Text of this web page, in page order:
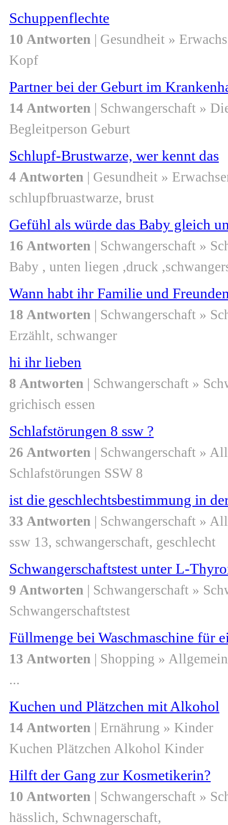
Schuppenflechte
10 Antworten | Gesundheit »
Kopf
Partner bei der Geburt im
14 Antworten | Schwangerschaft »
Begleitperson Geburt
Schlupf-Brustwarze, wer kennt das
4 Antworten | Gesundheit »
schlupfbruastwarze, brust
Gefühl als würde das Baby gleich
16 Antworten | Schwangerschaft »
Baby , unten liegen ,druck
Wann habt ihr Familie und
18 Antworten | Schwangerschaft »
Erzählt, schwanger
hi ihr lieben
8 Antworten | Schwangerschaft »
grichisch essen
Schlafstörungen 8 ssw ?
26 Antworten | Schwangerschaft »
Schlafstörungen SSW 8
ist die geschlechtsbestimmung in
33 Antworten | Schwangerschaft »
ssw 13, schwangerschaft, geschlecht
Schwangerschaftstest unter L-
9 Antworten | Schwangerschaft »
Schwangerschaftstest
Füllmenge bei Waschmaschine für
13 Antworten | Shopping »
...
Kuchen und Plätzchen mit Alkohol
14 Antworten | Ernährung » Kinder
Kuchen Plätzchen Alkohol Kinder
Hilft der Gang zur Kosmetikerin?
10 Antworten | Schwangerschaft »
hässlich, Schwnagerschaft,